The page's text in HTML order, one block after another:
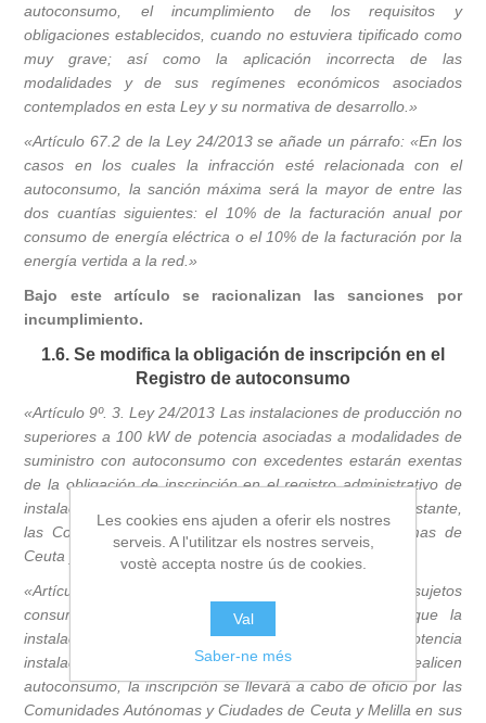
autoconsumo, el incumplimiento de los requisitos y
obligaciones establecidos, cuando no estuviera tipificado como
muy grave; así como la aplicación incorrecta de las
modalidades y de sus regímenes económicos asociados
contemplados en esta Ley y su normativa de desarrollo.»
«Artículo 67.2 de la Ley 24/2013 se añade un párrafo: «En los
casos en los cuales la infracción esté relacionada con el
autoconsumo, la sanción máxima será la mayor de entre las
dos cuantías siguientes: el 10% de la facturación anual por
consumo de energía eléctrica o el 10% de la facturación por la
energía vertida a la red.»
Bajo este artículo se racionalizan las sanciones por
incumplimiento.
1.6. Se modifica la obligación de inscripción en el
Registro de autoconsumo
«Artículo 9º. 3. Ley 24/2013 Las instalaciones de producción no
superiores a 100 kW de potencia asociadas a modalidades de
suministro con autoconsumo con excedentes estarán exentas
de la obligación de inscripción en el registro administrativo de
instalaciones de producción de energía eléctrica. No obstante,
las Comunidades Autónomas y las Ciudades Autónomas de
Ceuta y Melilla podrán
«Artículo 9º. 4. Ley 24/2013 Para aquellos sujetos
consumidores conectados a baja tensión, en los que la
instalación generadora sea de baja tensión y la potencia
instalada de generación sea menor de 100 kW que realicen
autoconsumo, la inscripción se llevará a cabo de oficio por las
Comunidades Autónomas y Ciudades de Ceuta y Melilla en sus
Les cookies ens ajuden a oferir els nostres
serveis. A l'utilitzar els nostres serveis,
vostè accepta nostre ús de cookies.
Val
Saber-ne més